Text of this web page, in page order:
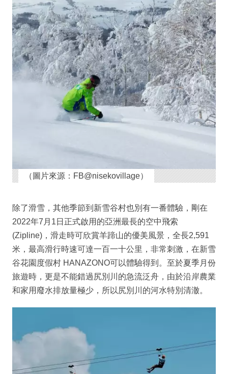
（圖片來源：FB@nisekovillage）
除了滑雪，其他季節到新雪谷村也別有一番體驗，剛在
2022年7月1日正式啟用的亞洲最長的空中飛索
(Zipline)，滑走時可欣賞羊蹄山的優美風景，全長2,591
米，最高滑行時速可達一百一十公里，非常刺激，在新雪
谷花園度假村 HANAZONO可以體驗得到。至於夏季月份
旅遊時，更是不能錯過尻別川的急流泛舟，由於沿岸農業
和家用廢水排放量極少，所以尻別川的河水特別清澈。